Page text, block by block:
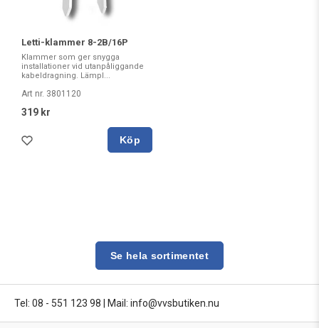
Letti-klammer 8-2B/16P
Klammer som ger snygga
installationer vid utanpåliggande
kabeldragning. Lämpl...
Art nr. 3801120
319 kr
Köp
Se hela sortimentet
Tel: 08 - 551 123 98 | Mail: info@vvsbutiken.nu